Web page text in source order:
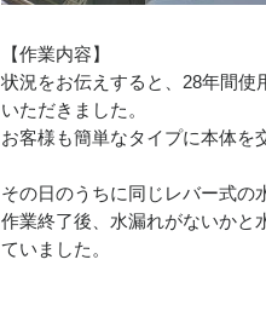
【作業内容】
状況をお伝えすると、28年間使
いただきました。
お客様も簡単なタイプに本体を
その日のうちに同じレバー式の
作業終了後、水漏れがないかと
ていました。